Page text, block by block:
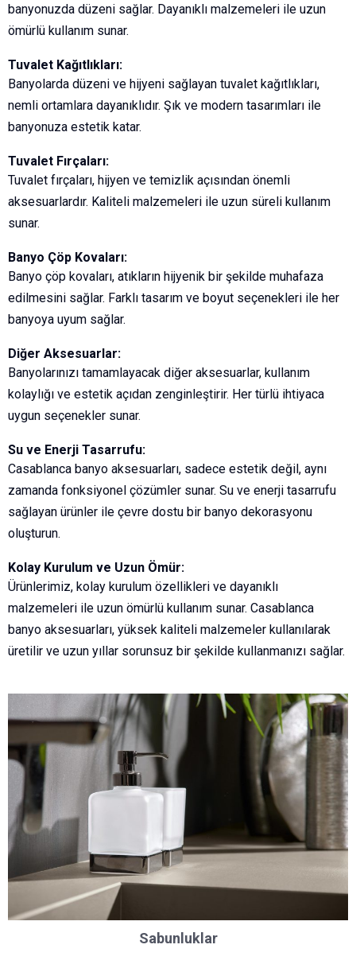
banyonuzda düzeni sağlar. Dayanıklı malzemeleri ile uzun
ömürlü kullanım sunar.
Tuvalet Kağıtlıkları:
Banyolarda düzeni ve hijyeni sağlayan tuvalet kağıtlıkları,
nemli ortamlara dayanıklıdır. Şık ve modern tasarımları ile
banyonuza estetik katar.
Tuvalet Fırçaları:
Tuvalet fırçaları, hijyen ve temizlik açısından önemli
aksesuarlardır. Kaliteli malzemeleri ile uzun süreli kullanım
sunar.
Banyo Çöp Kovaları:
Banyo çöp kovaları, atıkların hijyenik bir şekilde muhafaza
edilmesini sağlar. Farklı tasarım ve boyut seçenekleri ile her
banyoya uyum sağlar.
Diğer Aksesuarlar:
Banyolarınızı tamamlayacak diğer aksesuarlar, kullanım
kolaylığı ve estetik açıdan zenginleştirir. Her türlü ihtiyaca
uygun seçenekler sunar.
Su ve Enerji Tasarrufu:
Casablanca banyo aksesuarları, sadece estetik değil, aynı
zamanda fonksiyonel çözümler sunar. Su ve enerji tasarrufu
sağlayan ürünler ile çevre dostu bir banyo dekorasyonu
oluşturun.
Kolay Kurulum ve Uzun Ömür:
Ürünlerimiz, kolay kurulum özellikleri ve dayanıklı
malzemeleri ile uzun ömürlü kullanım sunar. Casablanca
banyo aksesuarları, yüksek kaliteli malzemeler kullanılarak
üretilir ve uzun yıllar sorunsuz bir şekilde kullanmanızı sağlar.
Sabunluklar